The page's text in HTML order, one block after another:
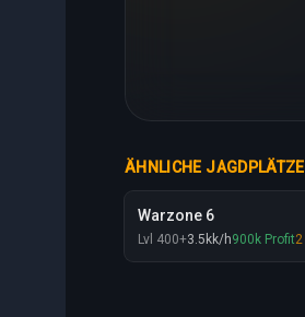
ÄHNLICHE JAGDPLÄTZE
Warzone 6
Lvl 400+3.5 kk/h900 k Profit2